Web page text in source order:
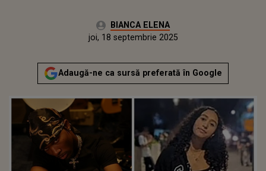
Autor:BIANCA ELENA
joi, 18 septembrie 2025Actualizat:
joi, 18 septembrie 2025
Adaugă-ne ca sursă preferată în Google